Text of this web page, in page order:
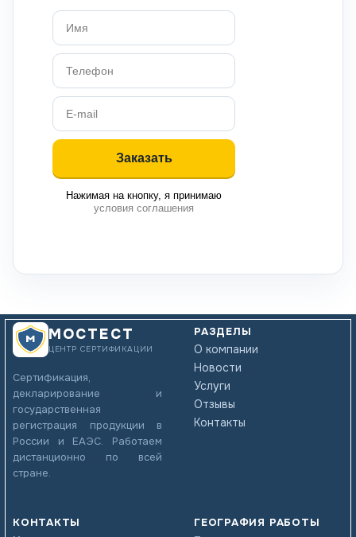
Нажимая на кнопку, я принимаю
условия соглашения
МОСТЕСТ
ЦЕНТР СЕРТИФИКАЦИИ
Сертификация,
декларирование и
государственная
регистрация продукции в
России и ЕАЭС. Работаем
дистанционно по всей
стране.
РАЗДЕЛЫ
О компании
Новости
Услуги
Отзывы
Контакты
КОНТАКТЫ
ГЕОГРАФИЯ РАБОТЫ